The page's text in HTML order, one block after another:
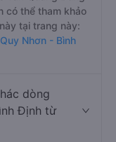
có thể tham khảo
tại trang này:
Nhơn - Bình
dòng
Định từ